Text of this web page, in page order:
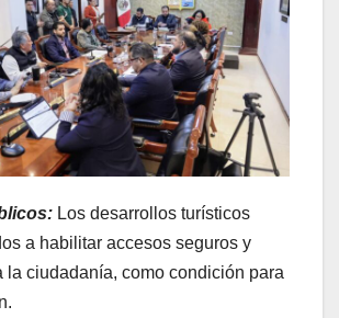
Los desarrollos turísticos
a habilitar accesos seguros y
la ciudadanía, como condición para